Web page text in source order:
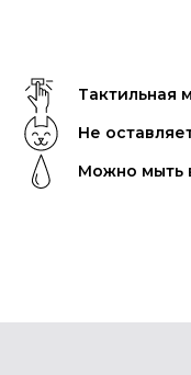
Тактильная
Не
Можно мыть